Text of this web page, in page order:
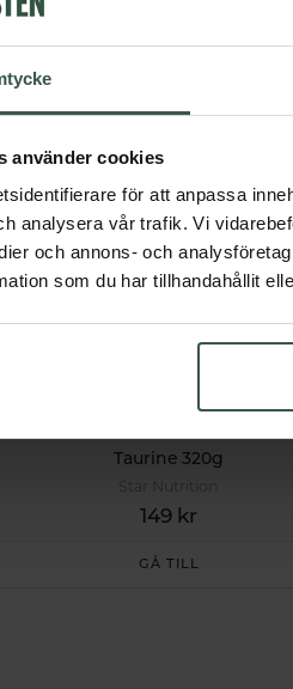
använder cookies
för att anpassa
analysera vår trafik. Vi
och annons- och
som du har tillhandahållit
269 kr
Taurine 320g
149 kr
GÅ TILL